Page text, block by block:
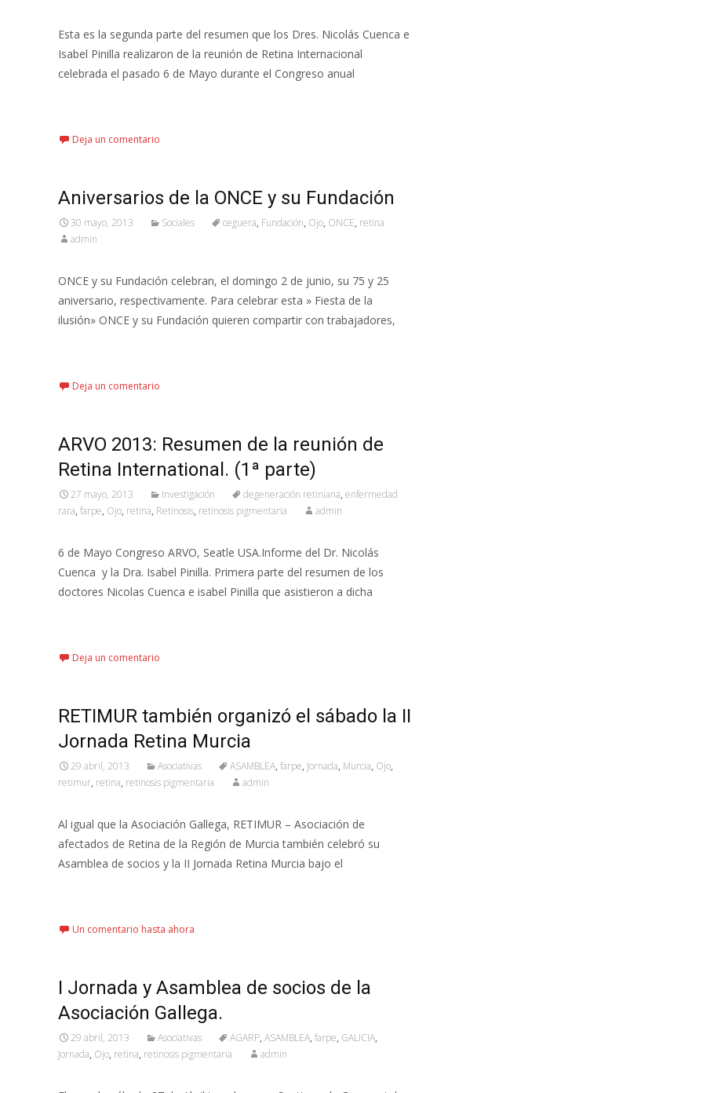
Esta es la segunda parte del resumen que los Dres. Nicolás Cuenca e
Isabel Pinilla realizaron de la reunión de Retina Internacional
celebrada el pasado 6 de Mayo durante el Congreso anual
Deja un comentario
Aniversarios de la ONCE y su Fundación
30 mayo, 2013 Sociales ceguera, Fundación, Ojo, ONCE, retina
admin
ONCE y su Fundación celebran, el domingo 2 de junio, su 75 y 25
aniversario, respectivamente. Para celebrar esta » Fiesta de la
ilusión» ONCE y su Fundación quieren compartir con trabajadores,
Deja un comentario
ARVO 2013: Resumen de la reunión de
Retina International. (1ª parte)
27 mayo, 2013 Investigación degeneración retiniana, enfermedad
rara, farpe, Ojo, retina, Retinosis, retinosis pigmentaria admin
6 de Mayo Congreso ARVO, Seatle USA.Informe del Dr. Nicolás
Cuenca y la Dra. Isabel Pinilla. Primera parte del resumen de los
doctores Nicolas Cuenca e isabel Pinilla que asistieron a dicha
Deja un comentario
RETIMUR también organizó el sábado la II
Jornada Retina Murcia
29 abril, 2013 Asociativas ASAMBLEA, farpe, Jornada, Murcia, Ojo,
retimur, retina, retinosis pigmentaria admin
Al igual que la Asociación Gallega, RETIMUR – Asociación de
afectados de Retina de la Región de Murcia también celebró su
Asamblea de socios y la II Jornada Retina Murcia bajo el
Un comentario hasta ahora
I Jornada y Asamblea de socios de la
Asociación Gallega.
29 abril, 2013 Asociativas AGARP, ASAMBLEA, farpe, GALICIA,
Jornada, Ojo, retina, retinosis pigmentaria admin